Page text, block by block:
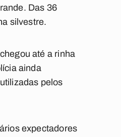
Das 36
silvestre.
até a rinha
ainda
pelos
expectadores